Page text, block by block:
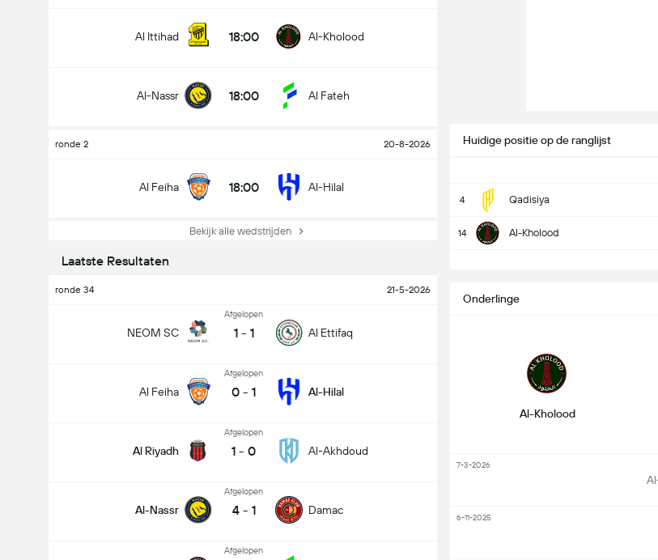
Al Ittihad 18:00 Al-Kholood
Al-Nassr 18:00 Al Fateh
ronde 2 20-8-2026
Al Feiha 18:00 Al-Hilal
Bekijk alle wedstrijden
Laatste Resultaten
ronde 34 21-5-2026
NEOM SC
Afgelopen
1 - 1 Al Ettifaq
Al Feiha
Afgelopen
0 - 1 Al-Hilal
Al Riyadh
Afgelopen
1 - 0 Al-Akhdoud
Al-Nassr
Afgelopen
4 - 1 Damac
Afgelopen
Huidige positie op de ranglijst
4 Qadisiya
14 Al-Kholood
Onderlinge
Al-Kholood
7-3-2026
6-11-2025